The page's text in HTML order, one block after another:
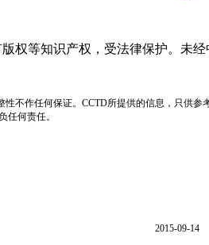
权等知识产权，受法律保护。未
不作任何保证。CCTD所提供的信息，只供
任何责任。
2015-09-14